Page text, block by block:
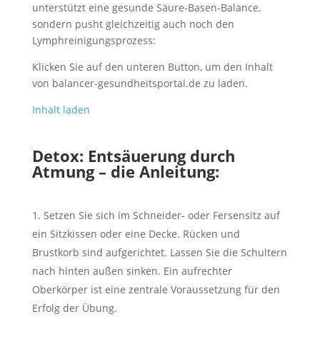
unterstützt eine gesunde Säure-Basen-Balance,
sondern pusht gleichzeitig auch noch den
Lymphreinigungsprozess:
Klicken Sie auf den unteren Button, um den Inhalt
von balancer-gesundheitsportal.de zu laden.
Inhalt laden
Detox: Entsäuerung durch
Atmung – die Anleitung:
Setzen Sie sich im Schneider- oder Fersensitz auf
ein Sitzkissen oder eine Decke. Rücken und
Brustkorb sind aufgerichtet. Lassen Sie die Schultern
nach hinten außen sinken. Ein aufrechter
Oberkörper ist eine zentrale Voraussetzung für den
Erfolg der Übung.